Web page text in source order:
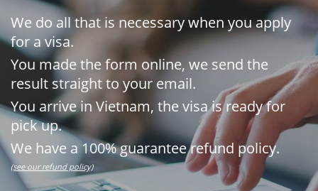
We do all that is necessary when you apply
for a visa.
You made the form online, we send the
result straight to your email.
You arrive in Vietnam, the visa is ready for
pick up.
We have a 100% guarantee refund policy.
(see our refund policy)